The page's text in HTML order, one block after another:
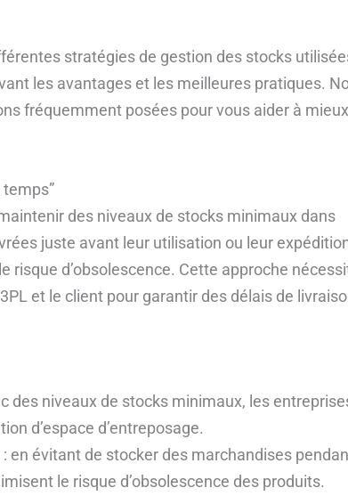
stratégies de gestion des stocks
les avantages et les meilleures pratiques.
fréquemment posées pour vous aider à mieux
des niveaux de stocks minimaux dans
juste avant leur utilisation ou leur
risque d’obsolescence. Cette approche
et le client pour garantir des délais de
des niveaux de stocks minimaux, les
d’espace d’entreposage.
en évitant de stocker des marchandises
le risque d’obsolescence des produits.